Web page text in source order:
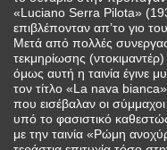
«Luciano Serra Pilota»
επιβλέπονταν απ’το γιο
Μετά από πολλές
τεκμηρίωσης
όμως αυτή η ταινία έγινε
τον τίτλο «La nava
που εισέβαλαν οι σύμμαχοι
υπό το φασιστικό
με την ταινία «Ρώμη